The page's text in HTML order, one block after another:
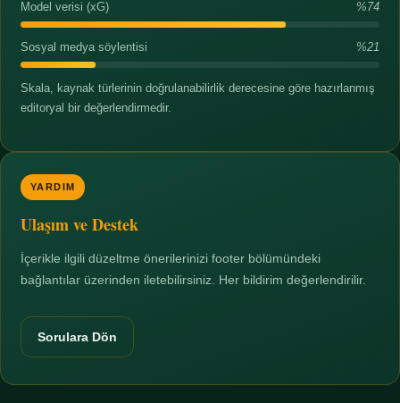
Model verisi (xG) %74
Sosyal medya söylentisi %21
Skala, kaynak türlerinin doğrulanabilirlik derecesine göre hazırlanmış
editoryal bir değerlendirmedir.
YARDIM
Ulaşım ve Destek
İçerikle ilgili düzeltme önerilerinizi footer bölümündeki
bağlantılar üzerinden iletebilirsiniz. Her bildirim değerlendirilir.
Sorulara Dön